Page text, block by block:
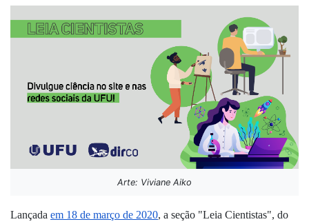
Arte: Viviane Aiko
Lançada em 18 de março de 2020, a seção "Leia Cientistas", do